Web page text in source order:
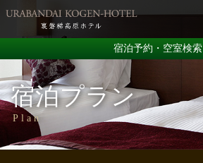
宿泊プラン
Plan
宿泊予約・空室検索